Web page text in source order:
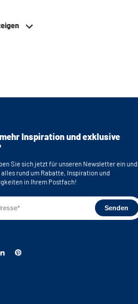
Inspiration und exklusive
Sie sich jetzt für unseren Newsletter ein und
rund um Rabatte, Inspiration und
in Ihrem Postfach!